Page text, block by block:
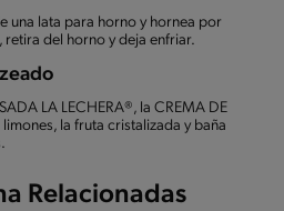
una lata para horno y hornea por
del horno y deja enfriar.
LA LECHERA®, la CREMA DE
limones, la fruta cristalizada y baña
Relacionadas